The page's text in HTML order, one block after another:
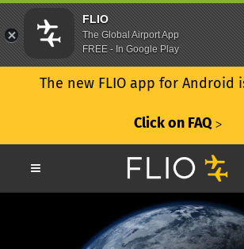
The new FLIO app for Android
Click on FAQ ᐳ
FLIO
The Global Airport App
FREE - In Google Play